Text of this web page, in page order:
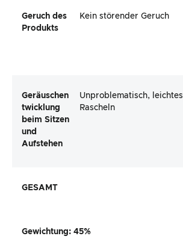
Geruch des
Produkts
Kein störender Geruch
Geräuschen
twicklung
beim Sitzen
und
Aufstehen
Unproblematisch, leichtes
Rascheln
GESAMT
Gewichtung: 45%